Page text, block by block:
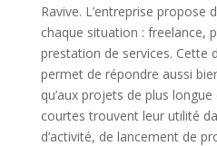
Ravive. L’entreprise propose
chaque situation : freelance,
prestation de services. Cette
permet de répondre aussi
qu’aux projets de plus
courtes trouvent leur utilité
d’activité, de lancement de